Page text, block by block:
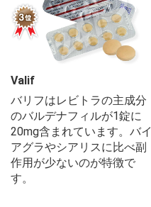
Valif
バリフはレビトラの主成分
のバルデナフィルが1錠に
20mg含まれています。バイ
アグラやシアリスに比べ副
作用が少ないのが特徴で
す。